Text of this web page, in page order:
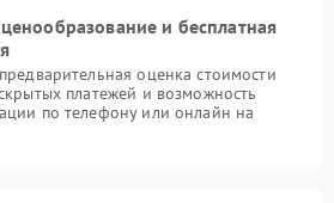
и бесплатная
оценка стоимости
платежей и возможность
по телефону или онлайн на